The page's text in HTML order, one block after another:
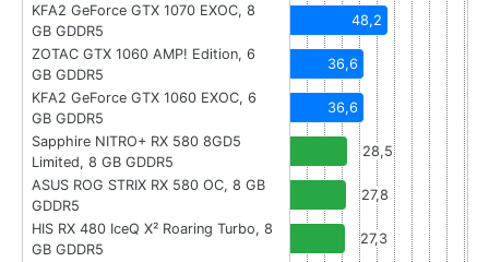
KFA2 GeForce GTX 1070 EXOC, 8
GB GDDR5
48,2
ZOTAC GTX 1060 AMP! Edition, 6
GB GDDR5
36,6
KFA2 GeForce GTX 1060 EXOC, 6
GB GDDR5
36,6
Sapphire NITRO+ RX 580 8GD5
Limited, 8 GB GDDR5
28,5
ASUS ROG STRIX RX 580 OC, 8 GB
GDDR5
27,8
HIS RX 480 IceQ X² Roaring Turbo, 8
GB GDDR5
27,3